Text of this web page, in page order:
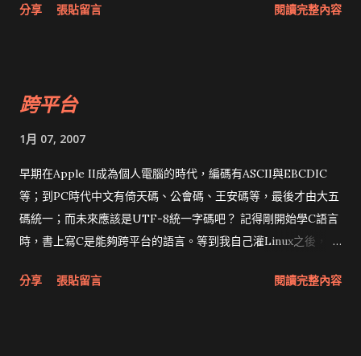
Teleport，沒有網頁內url改寫的功能，但至少是OpenSource，
分享 張貼留言 閱讀完整內容
跨平台
1月 07, 2007
早期在Apple II成為個人電腦的時代，編碼有ASCII與EBCDIC
等；到PC時代中文有倚天碼、公會碼、王安碼等，最後才由大五
碼統一；而未來應該是UTF-8統一字碼吧？ 記得剛開始學C語言
時，書上寫C是能夠跨平台的語言。等到我自己灌Linux之後，就
業系統有關。反而Fortran或Lisp之類的高階語言在各平台幾乎
分享 張貼留言 閱讀完整內容